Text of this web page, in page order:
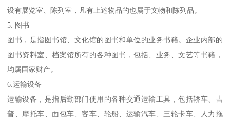
设有展览室、陈列室，凡有上述物品的也属于文物和陈列品。
5. 图书
图书，是指图书馆、文化馆的图书和单位的业务书籍。企业内部的
图书资料室、档案馆所有的各种图书，包括、业务、文艺等书籍，
均属国家财产。
6.运输设备
运输设备，是指后勤部门使用的各种交通运输工具，包括轿车、吉
普、摩托车、面包车、客车、轮船、运输汽车、三轮卡车、人力拖